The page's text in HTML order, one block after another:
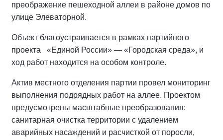
преображение пешеходной аллеи в районе домов по
улице Элеваторной.
Объект благоустраивается в рамках партийного
проекта «Единой России» — «Городская среда», и
ход работ находится на особом контроле.
Актив местного отделения партии провел мониторинг
выполнения подрядных работ на аллее. Проектом
предусмотрены масштабные преобразования:
санитарная очистка территории с удалением
аварийных насаждений и расчисткой от поросли,